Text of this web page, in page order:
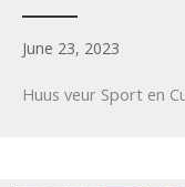
June 23, 2023
Huus veur Sport en